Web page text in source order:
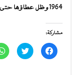
1964وظل عطاؤها حتى الآن.
مشاركة:
انقر
للمشاركة
اضغط